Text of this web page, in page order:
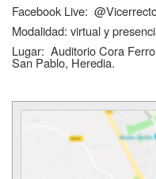
Facebook Live:
Modalidad: virtual y
Lugar: Auditorio Cora
San Pablo, Heredia.